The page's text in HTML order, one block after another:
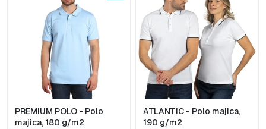
PREMIUM POLO - Polo
majica, 180 g/m2
ATLANTIC - Polo majica,
190 g/m2